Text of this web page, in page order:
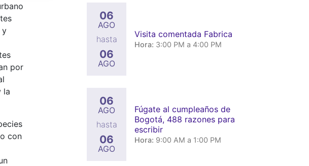
y
por
la
con
06
AGO
hasta
06
AGO
Visita comentada Fabrica
Hora: 3:00 PM a 4:00 PM
06
AGO
hasta
06
AGO
Fúgate al cumpleaños de
Bogotá, 488 razones para
escribir
Hora: 9:00 AM a 1:00 PM